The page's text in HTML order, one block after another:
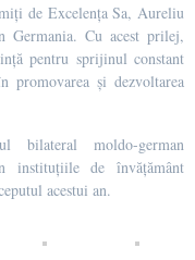
de Excelența Sa, Aureliu
Germania. Cu acest prilej,
pentru sprijinul constant
promovarea și dezvoltarea
bilateral moldo-german
instituțiile de învățământ
acestui an.